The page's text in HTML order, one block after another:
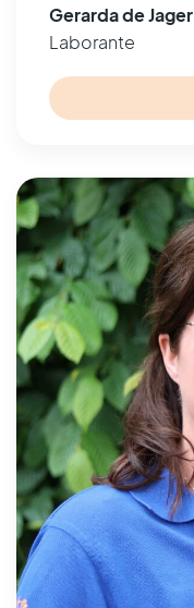
Gerarda de Jager
Laborante